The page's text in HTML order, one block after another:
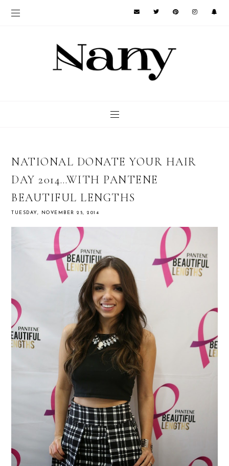
NATIONAL DONATE YOUR HAIR
DAY 2014…WITH PANTENE
BEAUTIFUL LENGTHS
TUESDAY, NOVEMBER 25, 2014